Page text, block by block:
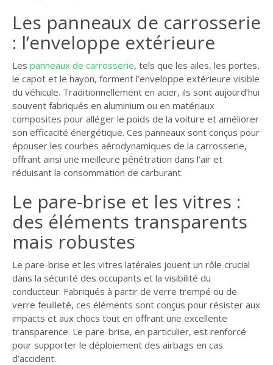
Les panneaux de carrosserie
: l’enveloppe extérieure
Les panneaux de carrosserie, tels que les ailes, les portes,
le capot et le hayon, forment l’enveloppe extérieure visible
du véhicule. Traditionnellement en acier, ils sont aujourd’hui
souvent fabriqués en aluminium ou en matériaux
composites pour alléger le poids de la voiture et améliorer
son efficacité énergétique. Ces panneaux sont conçus pour
épouser les courbes aérodynamiques de la carrosserie,
offrant ainsi une meilleure pénétration dans l’air et
réduisant la consommation de carburant.
Le pare-brise et les vitres :
des éléments transparents
mais robustes
Le pare-brise et les vitres latérales jouent un rôle crucial
dans la sécurité des occupants et la visibilité du
conducteur. Fabriqués à partir de verre trempé ou de
verre feuilleté, ces éléments sont conçus pour résister aux
impacts et aux chocs tout en offrant une excellente
transparence. Le pare-brise, en particulier, est renforcé
pour supporter le déploiement des airbags en cas
d’accident.